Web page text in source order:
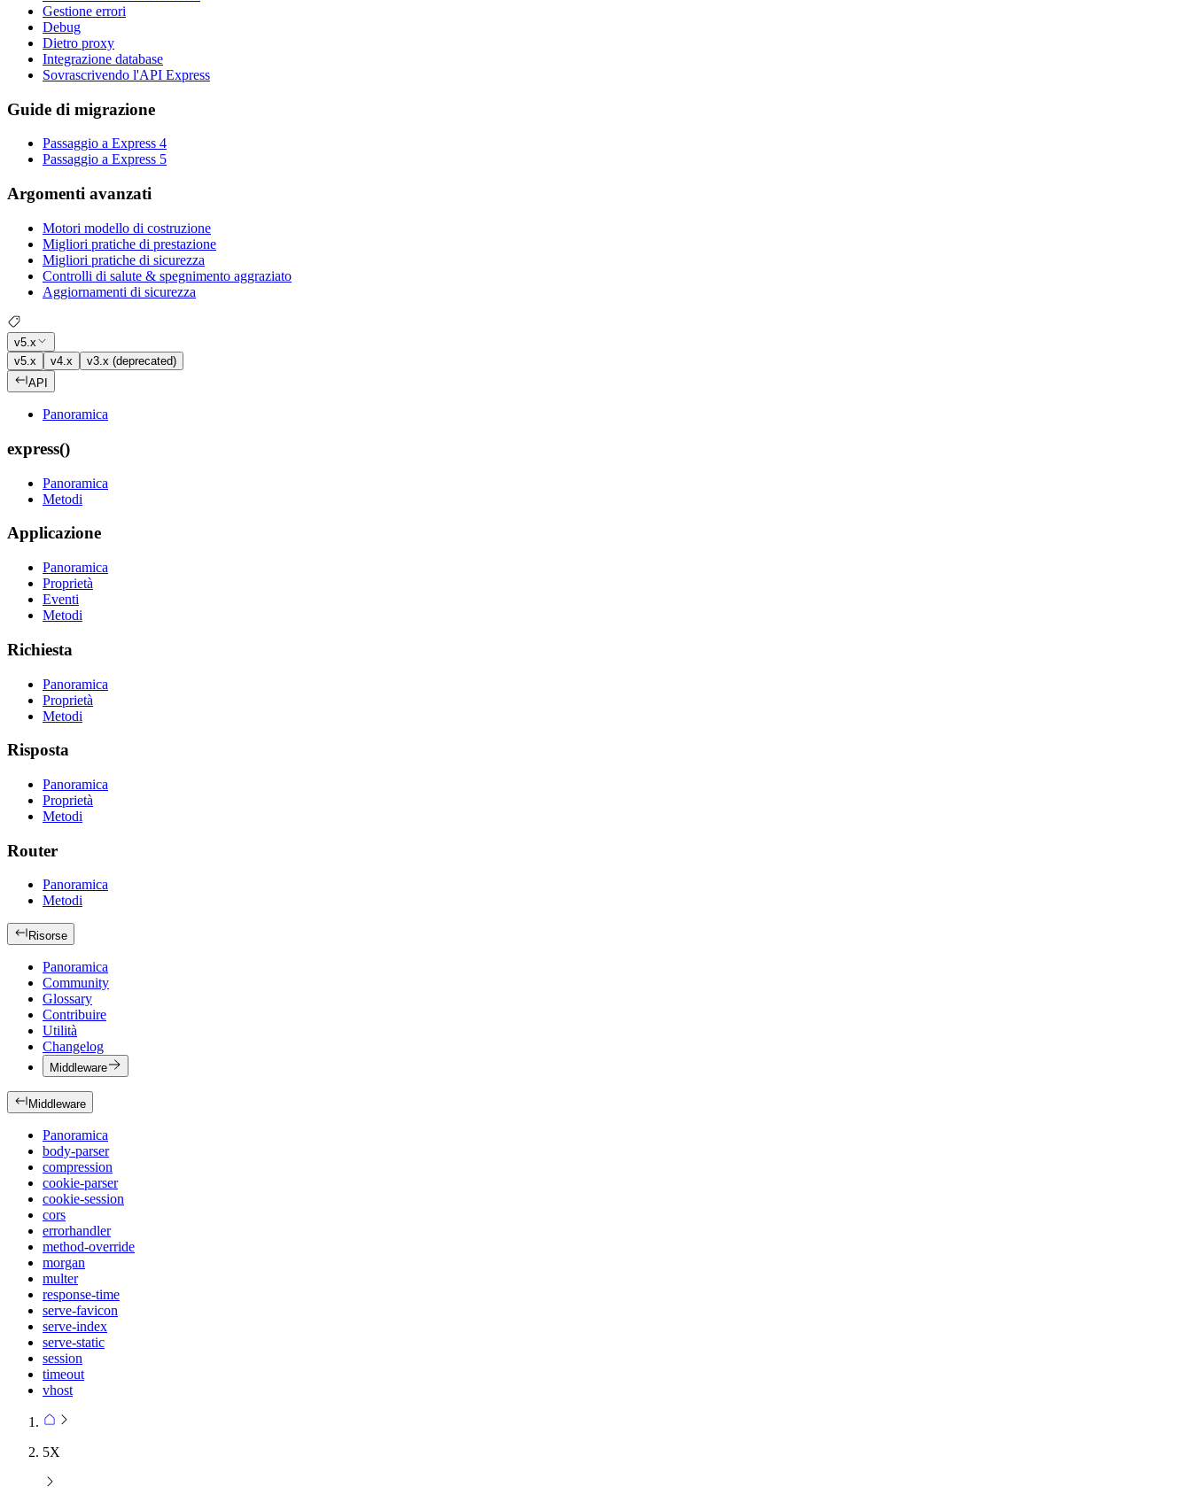
Gestione errori
Debug
Dietro proxy
Integrazione database
Sovrascrivendo l'API Express
Guide di migrazione
Passaggio a Express 4
Passaggio a Express 5
Argomenti avanzati
Motori modello di costruzione
Migliori pratiche di prestazione
Migliori pratiche di sicurezza
Controlli di salute & spegnimento aggraziato
Aggiornamenti di sicurezza
v5.x
v5.x
v4.x
v3.x (deprecated)
API
Panoramica
express()
Panoramica
Metodi
Applicazione
Panoramica
Proprietà
Eventi
Metodi
Richiesta
Panoramica
Proprietà
Metodi
Risposta
Panoramica
Proprietà
Metodi
Router
Panoramica
Metodi
Risorse
Panoramica
Community
Glossary
Contribuire
Utilità
Changelog
Middleware
Middleware
Panoramica
body-parser
compression
cookie-parser
cookie-session
cors
errorhandler
method-override
morgan
multer
response-time
serve-favicon
serve-index
serve-static
session
timeout
vhost
5X